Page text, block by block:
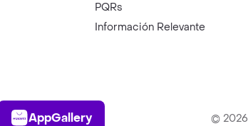
PQRs
Información Relevante
AppGallery
AppGallery © 2026